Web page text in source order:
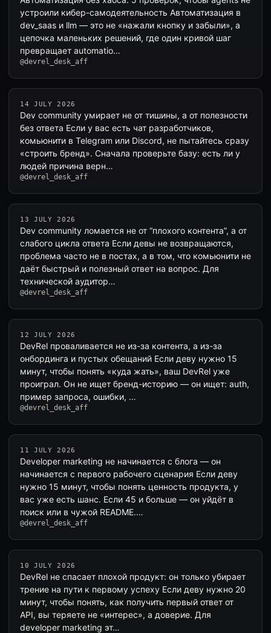
устроили кибер-самодеятельность Автоматизация в
dev_saas и llm — это не «нажали кнопку и забыли», а
цепочка маленьких решений, где один кривой шаг
превращает automatio…
@devrel_desk_aff
14 JULY 2026
Dev community умирает не от тишины, а от полезности
без ответа Если у вас есть чат разработчиков,
комьюнити в Telegram или Discord, не пытайтесь сразу
«строить бренд». Сначала проверьте базу: есть ли у
людей причина верн…
@devrel_desk_aff
13 JULY 2026
Dev community ломается не от “плохого контента”, а от
слабого цикла ответа Если девы не возвращаются,
проблема часто не в постах, а в том, что комьюнити не
даёт быстрый и полезный ответ на вопрос. Для
технической аудитор…
@devrel_desk_aff
12 JULY 2026
DevRel проваливается не из-за контента, а из-за
онбординга и пустых обещаний Если деву нужно 15
минут, чтобы понять «куда жать», ваш DevRel уже
проиграл. Он не ищет бренд-историю — он ищет: auth,
пример запроса, ошибки, …
@devrel_desk_aff
11 JULY 2026
Developer marketing не начинается с блога — он
начинается с первого рабочего сценария Если деву
нужно 15 минут, чтобы понять ценность продукта, у
вас уже есть шанс. Если 45 и больше — он уйдёт в
поиск или в чужой README.…
@devrel_desk_aff
10 JULY 2026
DevRel не спасает плохой продукт: он только убирает
трение на пути к первому успеху Если деву нужно 20
минут, чтобы понять, как получить первый ответ от
API, вы теряете не «интерес», а доверие. Для
developer marketing эт…